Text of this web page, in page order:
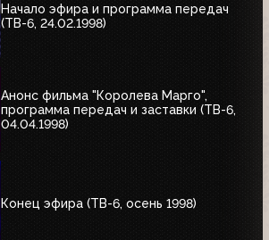
Начало эфира и программа передач
(ТВ-6, 24.02.1998)
Анонс фильма "Королева Марго",
программа передач и заставки (ТВ-6,
04.04.1998)
Конец эфира (ТВ-6, осень 1998)